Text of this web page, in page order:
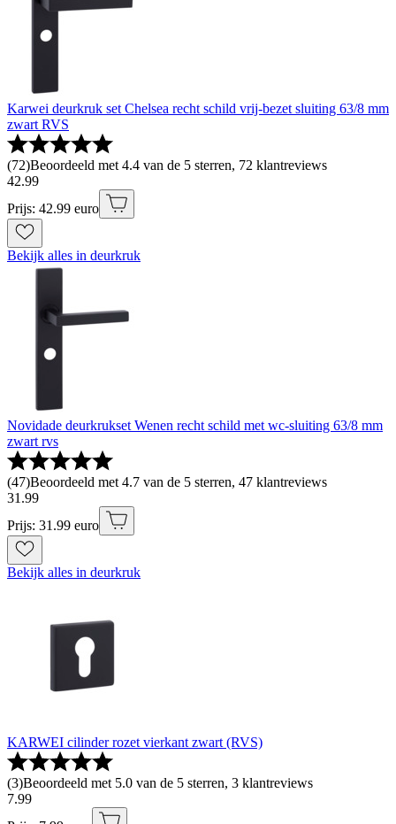
Karwei deurkruk set Chelsea recht schild vrij-bezet sluiting 63/8 mm
zwart RVS
(72)Beoordeeld met 4.4 van de 5 sterren, 72 klantreviews
42.99
Prijs: 42.99 euro
Bekijk alles in deurkruk
Novidade deurkrukset Wenen recht schild met wc-sluiting 63/8 mm
zwart rvs
(47)Beoordeeld met 4.7 van de 5 sterren, 47 klantreviews
31 .99
Prijs: 31.99 euro
Bekijk alles in deurkruk
KARWEI cilinder rozet vierkant zwart (RVS)
(3)Beoordeeld met 5.0 van de 5 sterren, 3 klantreviews
7.99